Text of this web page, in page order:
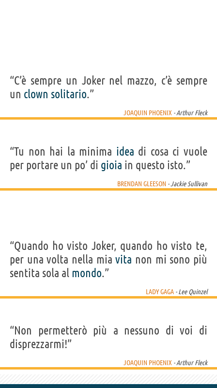
“C’è sempre un Joker nel mazzo, c’è sempre
un clown solitario.”
JOAQUIN PHOENIX - Arthur Fleck
“Tu non hai la minima idea di cosa ci vuole
per portare un po’ di gioia in questo isto.”
BRENDAN GLEESON - Jackie Sullivan
“Quando ho visto Joker, quando ho visto te,
per una volta nella miavita non mi sono più
sentita sola al mondo.”
LADY GAGA - Lee Quinzel
“Non permetterò più a nessuno di voi di
disprezzarmi!”
JOAQUIN PHOENIX - Arthur Fleck